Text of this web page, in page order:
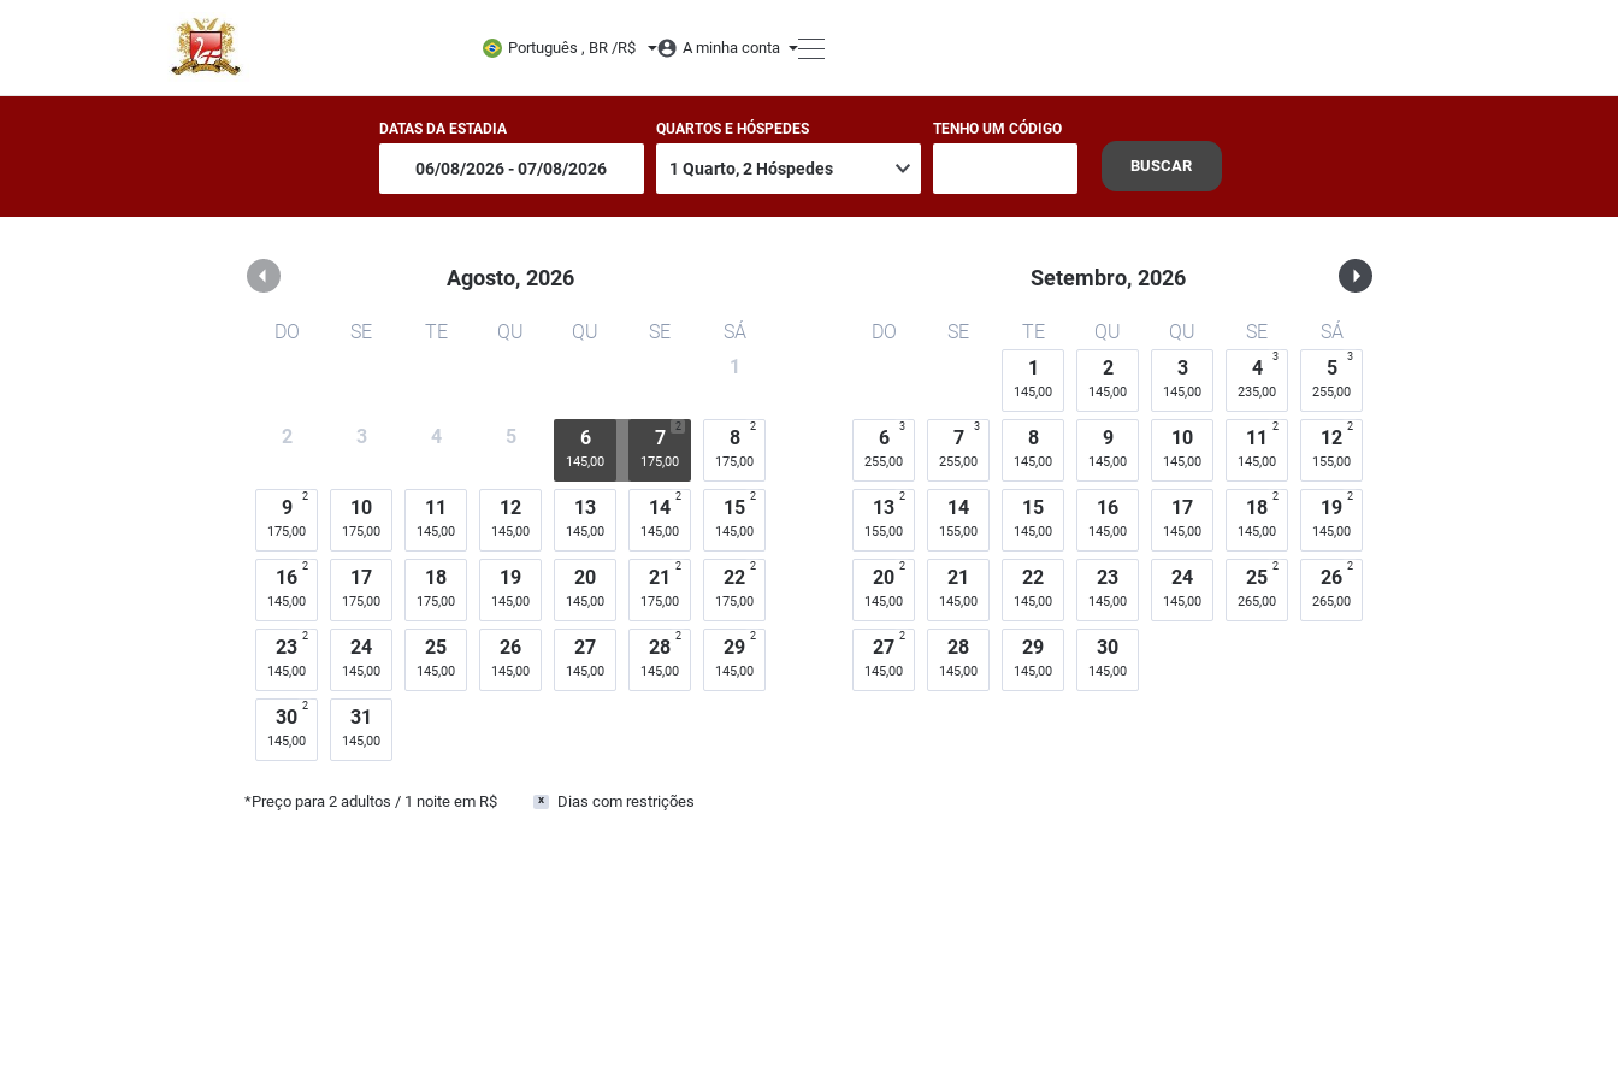
Pousada dos Ingleses Português , BR /R$ A minha conta
DATAS DA ESTADIA QUARTOS E HÓSPEDES TENHO UM CÓDIGO
BUSCAR
Agosto, 2026
DO SE TE QU QU SE
SÁ
1
2 3 4 5 6
145,00
7
175,00
2 8
175,00
2
9
175,00
2 10
175,00
11
145,00
12
145,00
13
145,00
14
145,00
2 15
145,00
2
16
145,00
2 17
175,00
18
175,00
19
145,00
20
145,00
21
175,00
2 22
175,00
2
23
145,00
2 24
145,00
25
145,00
26
145,00
27
145,00
28
145,00
2 29
145,00
2
30
145,00
2 31
145,00
Setembro, 2026
DO SE TE QU QU SE
SÁ
1
145,00
2
145,00
3
145,00
4
235,00
3 5
255,00
3
6
255,00
3 7
255,00
3 8
145,00
9
145,00
10
145,00
11
145,00
2 12
155,00
2
13
155,00
2 14
155,00
15
145,00
16
145,00
17
145,00
18
145,00
2 19
145,00
2
20
145,00
2 21
145,00
22
145,00
23
145,00
24
145,00
25
265,00
2 26
265,00
2
27
145,00
2 28
145,00
29
145,00
30
145,00
*Preço para2 adultos / 1 noite em R$ x Dias com restrições